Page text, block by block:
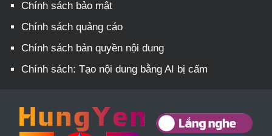
Chính sách bảo mật
Chính sách quảng cáo
Chính sách bản quyền nội dung
Chính sách: Tạo nội dung bằng AI bị cấm